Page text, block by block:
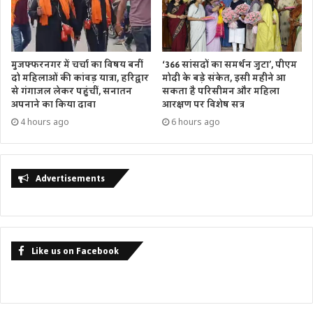
मुजफ्फरनगर में चर्चा का विषय बनीं
दो महिलाओं की कांवड़ यात्रा, हरिद्वार
से गंगाजल लेकर पहुंचीं, सनातन
अपनाने का किया दावा
4 hours ago
‘366 सांसदों का समर्थन जुटा’, पीएम
मोदी के बड़े संकेत, इसी महीने आ
सकता है परिसीमन और महिला
आरक्षण पर विशेष सत्र
6 hours ago
Advertisements
Like us on Facebook